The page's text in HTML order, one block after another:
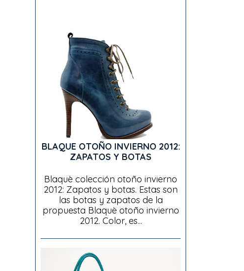
BLAQUE OTOÑO INVIERNO 2012:
ZAPATOS Y BOTAS
Blaquè colección otoño invierno
2012: Zapatos y botas. Estas son
las botas y zapatos de la
propuesta Blaquè otoño invierno
2012. Color, es...